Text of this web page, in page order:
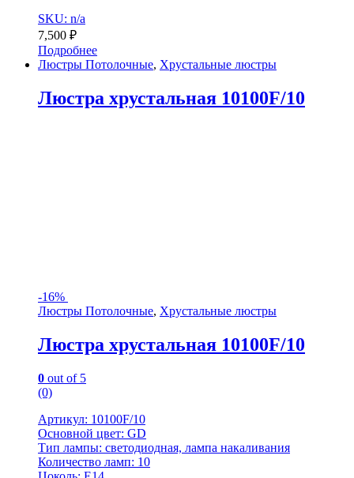
SKU: n/a
7,500 ₽
Подробнее
Люстры Потолочные, Хрустальные люстры
Люстра хрустальная 10100F/10
-16%
Люстры Потолочные, Хрустальные люстры
Люстра хрустальная 10100F/10
0 out of 5
(0)
Артикул: 10100F/10
Основной цвет: GD
Тип лампы: светодиодная, лампа накаливания
Количество ламп: 10